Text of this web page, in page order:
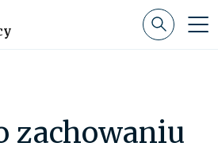
zachowaniu